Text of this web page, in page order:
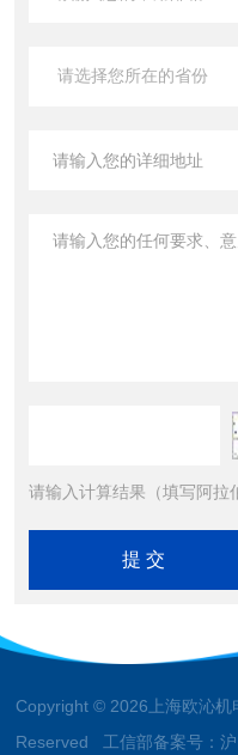
请输入计算结果（填写阿拉
Copyright © 2026上海欧沁机
Reserved 工信部备案号：